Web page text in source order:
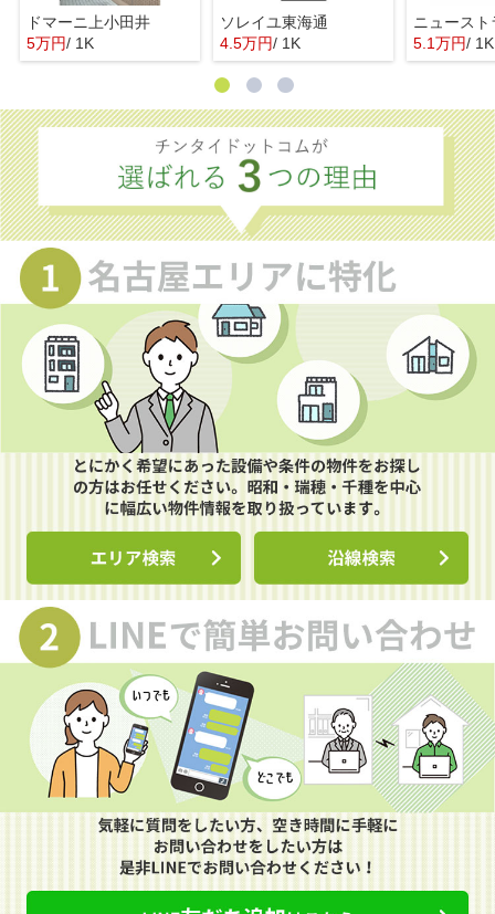
ドマーニ上小田井
5万円/ 1K
ソレイユ東海通
4.5万円/ 1K
ニュースト
5.1万円/ 1K